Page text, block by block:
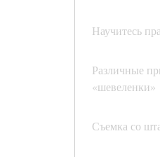
Научитесь
Различные
«шевеленки»
Съемка со